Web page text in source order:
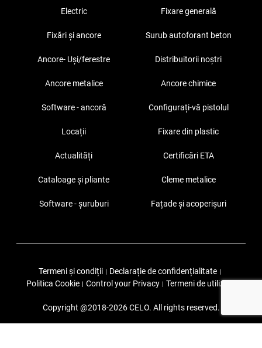
Electric Fixare generală
Fixări și ancore Surub autoforant beton
Ancore- Uși/ferestre Distribuitorii noștri
Ancore metalice Ancore chimice
Software - ancoră Configurați-vă pistolul
Locații Fixare din plastic
Actualități Certificări ETA
Cataloage și pliante Cleme metalice
Software - șuruburi Fațade și acoperișuri
Termeni și condiții | Declarație de confidențialitate |
Politica Cookie | Control your Privacy | Termeni de utilizare
Copyright @2018-2026 CELO. All rights reserved.